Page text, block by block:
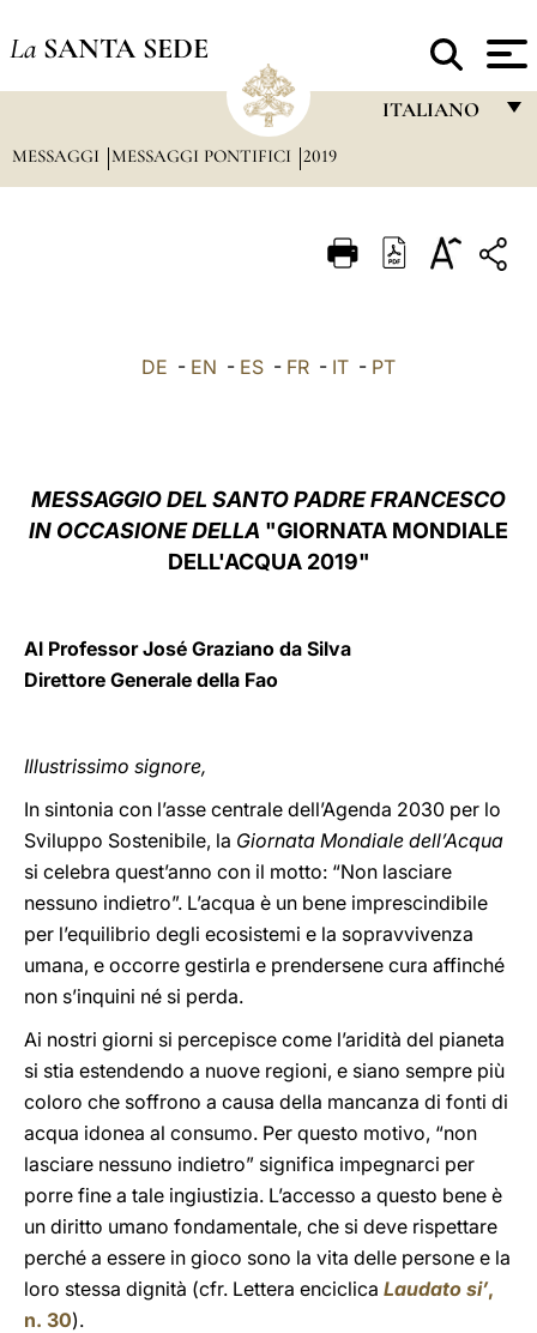
La SANTA SEDE
ITALIANO
ITALIANO
中文
MESSAGGI MESSAGGI PONTIFICI 2019
DE - EN - ES - FR - IT - PT
MESSAGGIO DEL SANTO PADRE FRANCESCO
IN OCCASIONE DELLA "GIORNATA MONDIALE
DELL'ACQUA 2019"
Al Professor José Graziano da Silva
Direttore Generale della Fao
Illustrissimo signore,
In sintonia con l’asse centrale dell’Agenda 2030 per lo
Sviluppo Sostenibile, la Giornata Mondiale dell’Acqua
si celebra quest’anno con il motto: “Non lasciare
nessuno indietro”. L’acqua è un bene imprescindibile
per l’equilibrio degli ecosistemi e la sopravvivenza
umana, e occorre gestirla e prendersene cura affinché
non s’inquini né si perda.
Ai nostri giorni si percepisce come l’aridità del pianeta
si stia estendendo a nuove regioni, e siano sempre più
coloro che soffrono a causa della mancanza di fonti di
acqua idonea al consumo. Per questo motivo, “non
lasciare nessuno indietro” significa impegnarci per
porre fine a tale ingiustizia. L’accesso a questo bene è
un diritto umano fondamentale, che si deve rispettare
perché a essere in gioco sono la vita delle persone e la
loro stessa dignità (cfr. Lettera enciclica Laudato si’,
n. 30).